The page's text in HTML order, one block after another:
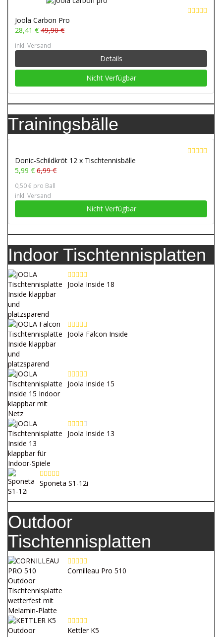
Joola Carbon Pro
28,41 € 49,90 €
inkl. Versand
Details
Nicht Verfügbar
Trainingsbälle
Donic-Schildkröt 12 x Tischtennisbälle
5,99 € 6,99 €
0,50 € pro Ball
inkl. Versand
Nicht Verfügbar
Indoor Tischtennisplatten
Joola Inside 18
Joola Falcon Inside
Joola Inside 15
Joola Inside 13
Sponeta S1-12i
Outdoor
Tischtennisplatten
Cornilleau Pro 510
Kettler K5